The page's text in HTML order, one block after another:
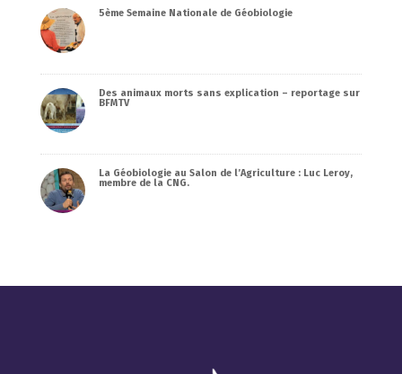
5ème Semaine Nationale de Géobiologie
Des animaux morts sans explication – reportage sur
BFMTV
La Géobiologie au Salon de l’Agriculture : Luc Leroy,
membre de la CNG.